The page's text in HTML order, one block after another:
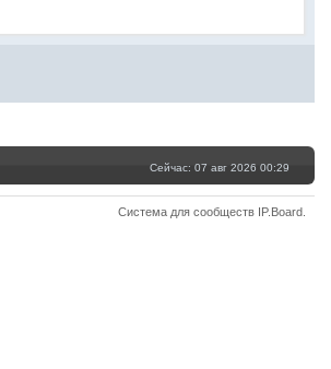
Сейчас: 07 авг 2026 00:29
Система для сообществ IP.Board